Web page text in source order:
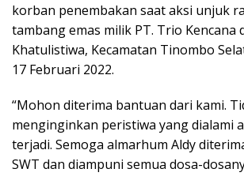
korban penembakan saat aksi unjuk
tambang emas milik PT. Trio Kencana
Khatulistiwa, Kecamatan Tinombo
17 Februari 2022.
“Mohon diterima bantuan dari kami.
menginginkan peristiwa yang dialami
terjadi. Semoga almarhum Aldy
SWT dan diampuni semua dosa-